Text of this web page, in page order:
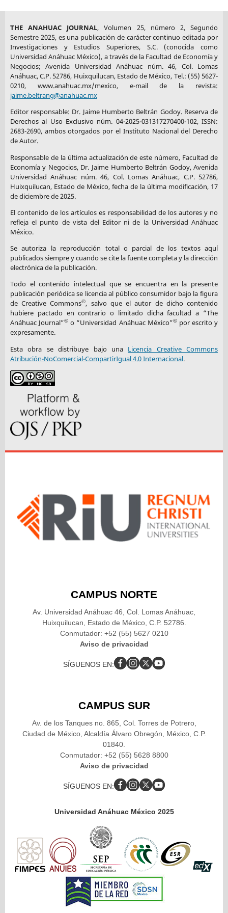
THE ANAHUAC JOURNAL, Volumen 25, número 2, Segundo
Semestre 2025, es una publicación de carácter continuo editada por
Investigaciones y Estudios Superiores, S.C. (conocida como
Universidad Anáhuac México), a través de la Facultad de Economía y
Negocios; Avenida Universidad Anáhuac núm. 46, Col. Lomas
Anáhuac, C.P. 52786, Huixquilucan, Estado de México, Tel.: (55) 5627-
0210, www.anahuac.mx/mexico, e-mail de la revista:
jaime.beltrang@anahuac.mx
Editor responsable: Dr. Jaime Humberto Beltrán Godoy. Reserva de
Derechos al Uso Exclusivo núm. 04-2025-031317270400-102, ISSN:
2683-2690, ambos otorgados por el Instituto Nacional del Derecho
de Autor.
Responsable de la última actualización de este número, Facultad de
Economía y Negocios, Dr. Jaime Humberto Beltrán Godoy, Avenida
Universidad Anáhuac núm. 46, Col. Lomas Anáhuac, C.P. 52786,
Huixquilucan, Estado de México, fecha de la última modificación, 17
de diciembre de 2025.
El contenido de los artículos es responsabilidad de los autores y no
refleja el punto de vista del Editor ni de la Universidad Anáhuac
México.
Se autoriza la reproducción total o parcial de los textos aquí
publicados siempre y cuando se cite la fuente completa y la dirección
electrónica de la publicación.
Todo el contenido intelectual que se encuentra en la presente
publicación periódica se licencia al público consumidor bajo la figura
de Creative Commons©, salvo que el autor de dicho contenido
hubiere pactado en contrario o limitado dicha facultad a “The
Anáhuac Journal”© o “Universidad Anáhuac México”©por escrito y
expresamente.
Esta obra se distribuye bajo una Licencia Creative Commons
Atribución-NoComercial-CompartirIgual 4.0 Internacional.
CAMPUS NORTE
Av. Universidad Anáhuac 46, Col. Lomas Anáhuac,
Huixquilucan, Estado de México, C.P. 52786.
Conmutador: +52 (55) 5627 0210
Aviso de privacidad
SÍGUENOS EN:
CAMPUS SUR
Av. de los Tanques no. 865, Col. Torres de Potrero,
Ciudad de México, Alcaldía Álvaro Obregón, México, C.P.
01840.
Conmutador: +52 (55) 5628 8800
Aviso de privacidad
SÍGUENOS EN:
Universidad Anáhuac México 2025